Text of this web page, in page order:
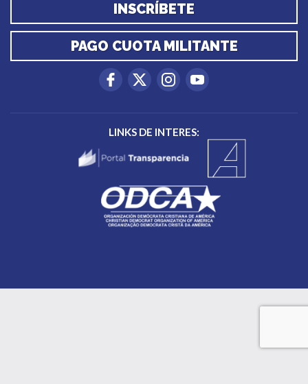
INSCRÍBETE
PAGO CUOTA MILITANTE
LINKS DE INTERES: